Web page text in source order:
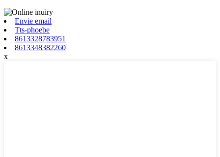
Envie email
Tts-phoebe
8613328783951
8613348382260
x